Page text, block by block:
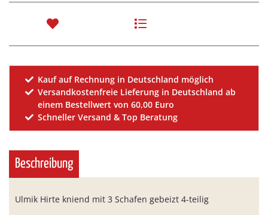
Kauf auf Rechnung in Deutschland möglich
Versandkostenfreie Lieferung in Deutschland ab
einem Bestellwert von 60,00 Euro
Schneller Versand & Top Beratung
Beschreibung
Ulmik Hirte kniend mit 3 Schafen gebeizt 4-teilig